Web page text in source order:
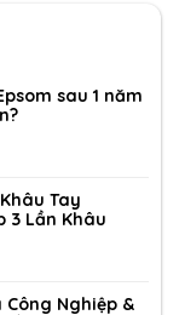
sau 1 năm
Tay
3 Lần Khâu
Công Nghiệp &